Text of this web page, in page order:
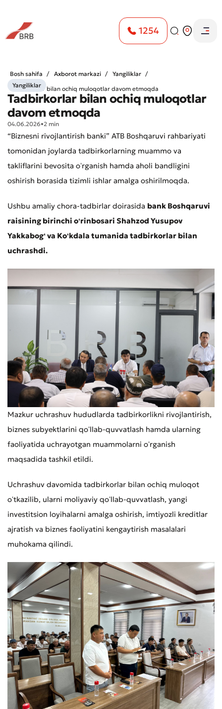
1254
Murojaat qoldirish
Bosh sahifa Axborot markazi
Yangiliklar
Tadbirkorlar bilan ochiq muloqotlar davom etmoqda
Yangiliklar
Tadbirkorlar bilan ochiq muloqotlar
davom etmoqda
04.06.2026•2 min
“Biznesni rivojlantirish banki” ATB Boshqaruvi rahbariyati
tomonidan joylarda tadbirkorlarning muammo va
takliflarini bevosita oʻrganish hamda aholi bandligini
oshirish borasida tizimli ishlar amalga oshirilmoqda.
Ushbu amaliy chora-tadbirlar doirasida bank Boshqaruvi
raisining birinchi oʻrinbosari Shahzod Yusupov
Yakkabogʻ va Koʻkdala tumanida tadbirkorlar bilan
uchrashdi.
Mazkur uchrashuv hududlarda tadbirkorlikni rivojlantirish,
biznes subyektlarini qoʻllab-quvvatlash hamda ularning
faoliyatida uchrayotgan muammolarni oʻrganish
maqsadida tashkil etildi.
Uchrashuv davomida tadbirkorlar bilan ochiq muloqot
oʻtkazilib, ularni moliyaviy qoʻllab-quvvatlash, yangi
investitsion loyihalarni amalga oshirish, imtiyozli kreditlar
ajratish va biznes faoliyatini kengaytirish masalalari
muhokama qilindi.